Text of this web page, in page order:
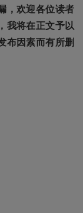
，欢迎各位读者
我将在正文予以
布因素而有所删